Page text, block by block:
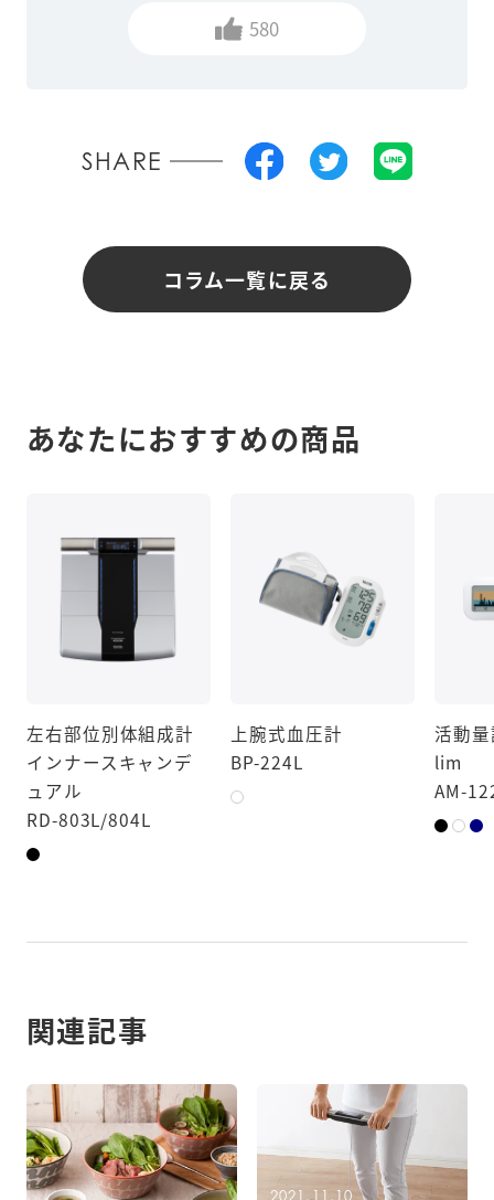
580
SHARE
コラム一覧に戻る
あなたにおすすめの商品
左右部位別体組成計
インナースキャンデ
ュアル
RD-803L/804L
上腕式血圧計
BP-224L
活動
lim
AM-
関連記事
2021.11.10